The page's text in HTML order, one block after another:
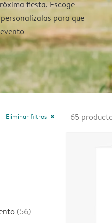
fiesta. Escoge
para que
Eliminar filtros close
(56)
65